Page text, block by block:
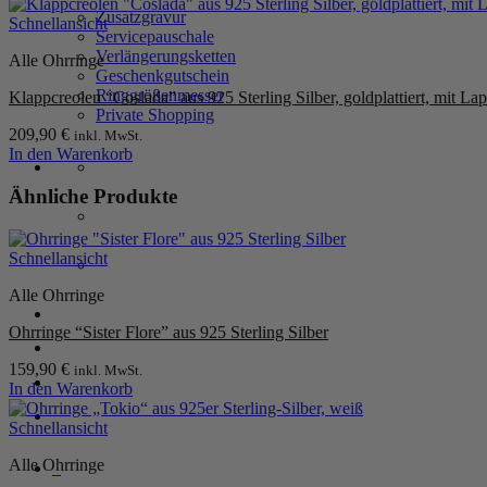
Zusatzgravur
Servicepauschale
Verlängerungsketten
Geschenkgutschein
Ringgrößenmesser
Private Shopping
Warenkorb /
0
Produkt
mehrere
auf.
Optionen
können
der
Produktseite
gewählt
werden
Schnellansicht
Alle Ohrringe
Klappcreolen “Coslada” aus 925 Sterling Silber, goldplattiert, mit
209,90 € inkl. MwSt.
In den Warenkorb
Ähnliche Produkte
Schnellansicht
Alle Ohrringe
Ohrringe “Sister Flore” aus 925 Sterling Silber
159,90 € inkl. MwSt.
In den Warenkorb
Schnellansicht
Alle Ohrringe